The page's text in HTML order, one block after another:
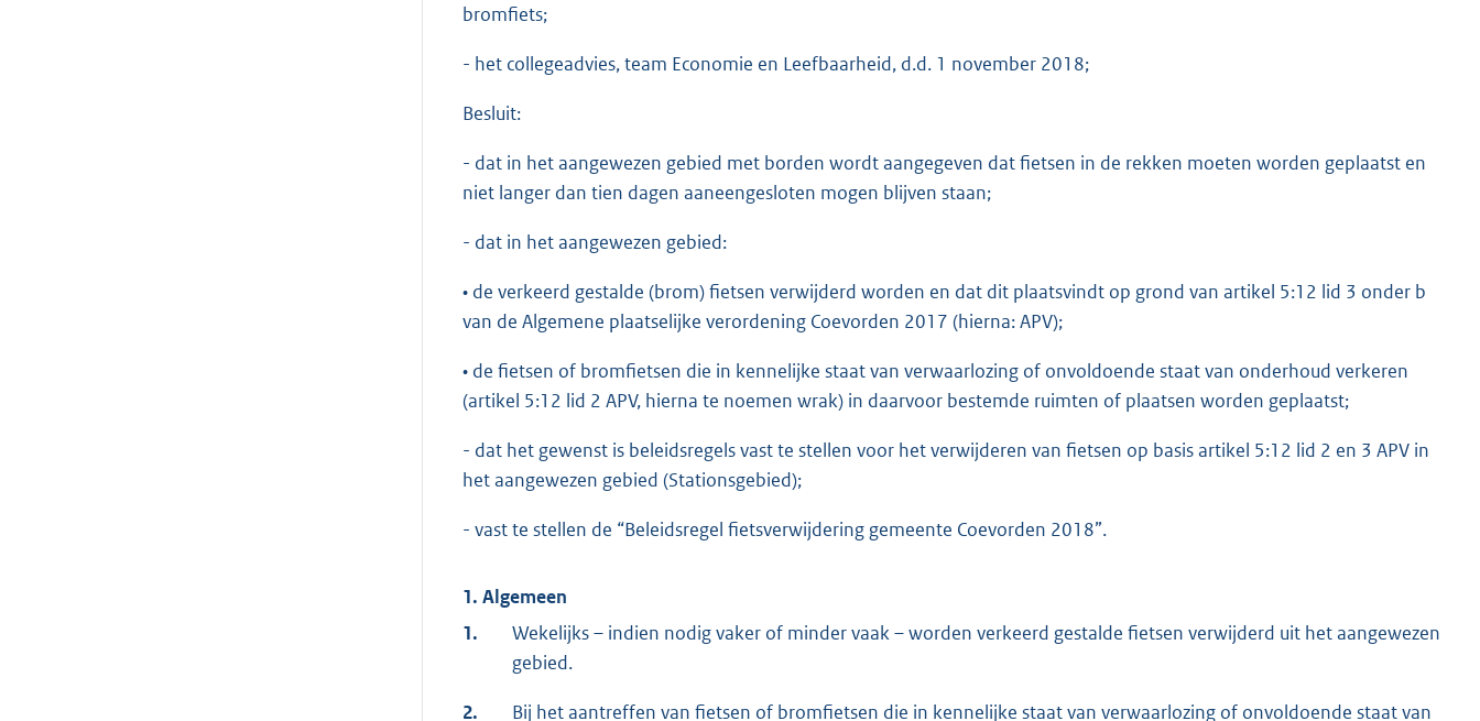
bromfiets;
- het collegeadvies, team Economie en Leefbaarheid, d.d. 1 november 2018;
Besluit:
- dat in het aangewezen gebied met borden wordt aangegeven dat fietsen in de rekken moeten worden geplaatst en
niet langer dan tien dagen aaneengesloten mogen blijven staan;
- dat in het aangewezen gebied:
• de verkeerd gestalde (brom) fietsen verwijderd worden en dat dit plaatsvindt op grond van artikel 5:12 lid 3 onder b
van de Algemene plaatselijke verordening Coevorden 2017 (hierna: APV);
• de fietsen of bromfietsen die in kennelijke staat van verwaarlozing of onvoldoende staat van onderhoud verkeren
(artikel 5:12 lid 2 APV, hierna te noemen wrak) in daarvoor bestemde ruimten of plaatsen worden geplaatst;
- dat het gewenst is beleidsregels vast te stellen voor het verwijderen van fietsen op basis artikel 5:12 lid 2 en 3 APV in
het aangewezen gebied (Stationsgebied);
- vast te stellen de “Beleidsregel fietsverwijdering gemeente Coevorden 2018”.
1. Algemeen
1.
Wekelijks – indien nodig vaker of minder vaak – worden verkeerd gestalde fietsen verwijderd uit het aangewezen
gebied.
2.
Bij het aantreffen van fietsen of bromfietsen die in kennelijke staat van verwaarlozing of onvoldoende staat van